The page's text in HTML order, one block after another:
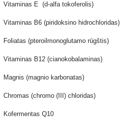
Vitaminas E (d-alfa
Vitaminas B6 (piridoksino
Foliatas
Vitaminas B12
Magnis (magnio
Chromas (chromo
Kofermentas